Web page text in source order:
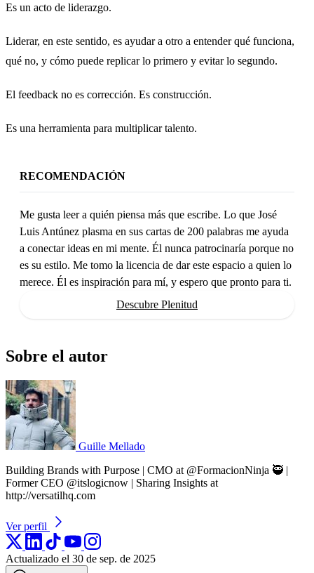
Es un acto de liderazgo.
Liderar, en este sentido, es ayudar a otro a entender qué funciona,
qué no, y cómo puede replicar lo primero y evitar lo segundo.
El feedback no es corrección. Es construcción.
Es una herramienta para multiplicar talento.
RECOMENDACIÓN
Me gusta leer a quién piensa más que escribe. Lo que José
Luis Antúnez plasma en sus cartas de 200 palabras me ayuda
a conectar ideas en mi mente. Él nunca patrocinaría porque no
es su estilo. Me tomo la licencia de dar este espacio a quien lo
merece. Él es inspiración para mí, y espero que pronto para ti.
Descubre Plenitud
Sobre el autor
Guille Mellado
Building Brands with Purpose | CMO at @FormacionNinja 🥷 |
Former CEO @itslogicnow | Sharing Insights at
http://versatilhq.com
Ver perfil
Actualizado el 30 de sep. de 2025